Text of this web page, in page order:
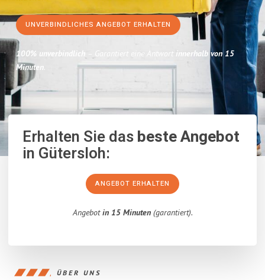
UNVERBINDLICHES ANGEBOT ERHALTEN
100% unverbindlich – Garantiert eine Antwort innerhalb von 15
Minuten.
Erhalten Sie dasbeste Angebot
in Gütersloh:
ANGEBOT ERHALTEN
Angebotin 15 Minuten(garantiert).
ÜBER UNS